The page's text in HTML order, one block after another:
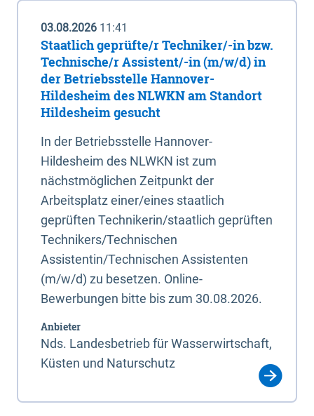
03.08.2026 11:41
Staatlich geprüfte/r Techniker/-in bzw.
Technische/r Assistent/-in (m/w/d) in
der Betriebsstelle Hannover-
Hildesheim des NLWKN am Standort
Hildesheim gesucht
In der Betriebsstelle Hannover-
Hildesheim des NLWKN ist zum
nächstmöglichen Zeitpunkt der
Arbeitsplatz einer/eines staatlich
geprüften Technikerin/staatlich geprüften
Technikers/Technischen
Assistentin/Technischen Assistenten
(m/w/d) zu besetzen. Online-
Bewerbungen bitte bis zum 30.08.2026.
Anbieter
Nds. Landesbetrieb für Wasserwirtschaft,
Küsten und Naturschutz